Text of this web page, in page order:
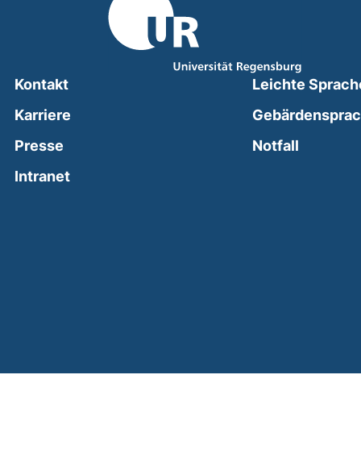
Kontakt
Karriere
Presse
Intranet(external link, opens in a new window)
Leichte
Notfall